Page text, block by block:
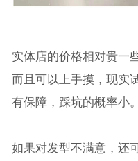
实体店的价格相对贵一
而且可以上手摸，现实
有保障，踩坑的概率小。
如果对发型不满意，还